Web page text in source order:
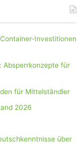
Investitionen
Absperrkonzepte für
für Mittelständler
2026
über